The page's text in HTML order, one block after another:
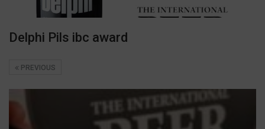
Delphi Pils ibc award
PREVIOUS